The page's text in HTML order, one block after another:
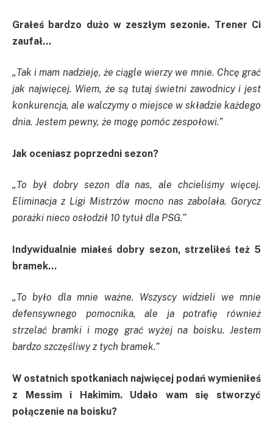
Grałeś bardzo dużo w zeszłym sezonie. Trener Ci
zaufał…
„Tak i mam nadzieję, że ciągle wierzy we mnie. Chcę grać
jak najwięcej. Wiem, że są tutaj świetni zawodnicy i jest
konkurencja, ale walczymy o miejsce w składzie każdego
dnia. Jestem pewny, że mogę pomóc zespołowi.”
Jak oceniasz poprzedni sezon?
„To był dobry sezon dla nas, ale chcieliśmy więcej.
Eliminacja z Ligi Mistrzów mocno nas zabolała. Gorycz
porażki nieco osłodził 10 tytuł dla PSG.”
Indywidualnie miałeś dobry sezon, strzeliłeś też 5
bramek…
„To było dla mnie ważne. Wszyscy widzieli we mnie
defensywnego pomocnika, ale ja potrafię również
strzelać bramki i mogę grać wyżej na boisku. Jestem
bardzo szczęśliwy z tych bramek.”
W ostatnich spotkaniach najwięcej podań wymieniłeś
z Messim i Hakimim. Udało wam się stworzyć
połączenie na boisku?